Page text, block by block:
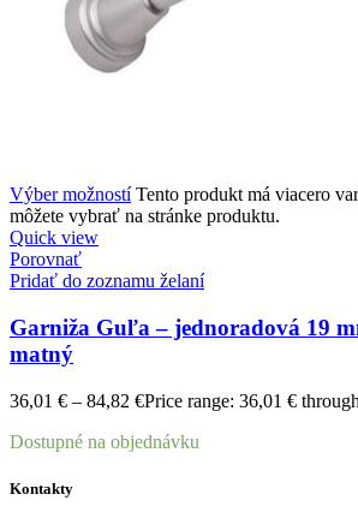
Výber možností Tento produkt má viacero
môžete vybrať na stránke produktu.
Quick view
Porovnať
Pridať do zoznamu želaní
Garniža Guľa – jednoradová 19
matný
36,01 € – 84,82 €Price range: 36,01 €
Dostupné na objednávku
Kontakty